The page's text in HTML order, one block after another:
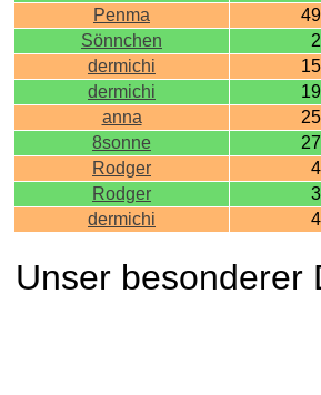
Penma
49
Sönnchen
2
dermichi
15
dermichi
19
anna
25
8sonne
27
Rodger
4
Rodger
3
dermichi
4
Unser besonderer